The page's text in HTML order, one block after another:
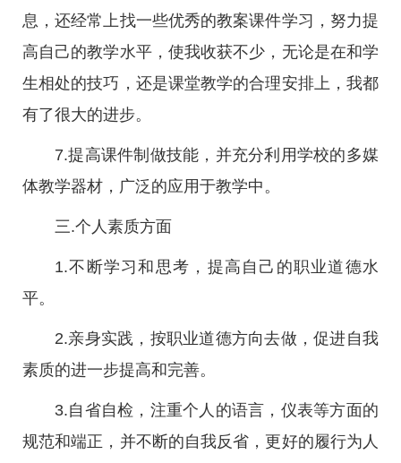
息，还经常上找一些优秀的教案课件学习，努力提
高自己的教学水平，使我收获不少，无论是在和学
生相处的技巧，还是课堂教学的合理安排上，我都
有了很大的进步。
7.提高课件制做技能，并充分利用学校的多媒
体教学器材，广泛的应用于教学中。
三.个人素质方面
1.不断学习和思考，提高自己的职业道德水
平。
2.亲身实践，按职业道德方向去做，促进自我
素质的进一步提高和完善。
3.自省自检，注重个人的语言，仪表等方面的
规范和端正，并不断的自我反省，更好的履行为人